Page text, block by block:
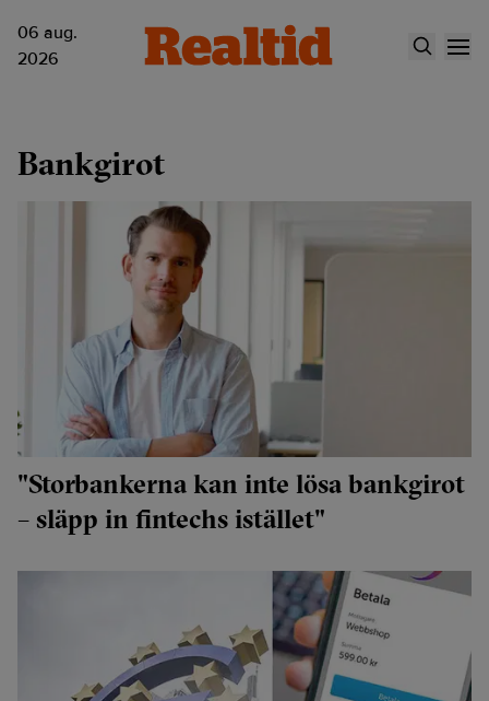
06 aug.
2026
Bankgirot
"Storbankerna kan inte lösa bankgirot
– släpp in fintechs istället"